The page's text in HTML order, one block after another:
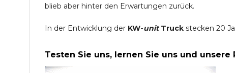
blieb aber hinter den Erwartungen zurück.
In der Entwicklung der KW-unitTruck stecken 20
Testen Sie uns, lernen Sie uns und unsere